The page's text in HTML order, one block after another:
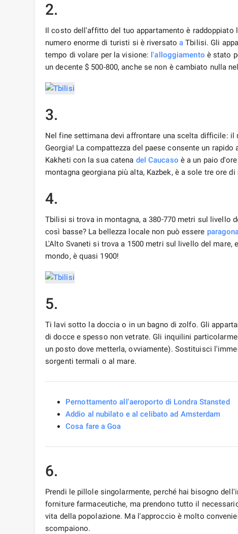
2.
Il costo dell'affitto del tuo appartamento è raddoppiato
numero enorme di turisti si è riversatoa Tbilisi. Gli
tempo di volare per la visione: l'alloggiamento è stato
un decente $ 500-800, anche se non è cambiato nulla
3.
Nel fine settimana devi affrontare una scelta difficile:
Georgia! La compattezza del paese consente un
Kakheti con la sua catena del Caucaso è a un paio
montagna georgiana più alta, Kazbek, è a sole tre ore
4.
Tbilisi si trova in montagna, a 380-770 metri sul livello
così basse? La bellezza locale non può essere
L'Alto Svaneti si trova a 1500 metri sul livello del mare,
mondo, è quasi 1900!
5.
Ti lavi sotto la doccia o in un bagno di zolfo. Gli
di docce e spesso non vetrate. Gli inquilini
un posto dove metterla, ovviamente). Sostituisci
sorgenti termali o al mare.
Pernottamento all'aeroporto di Londra Stansted
Addio al nubilato e al celibato ad Amsterdam
Cosa fare a Goa
6.
Prendi le pillole singolarmente, perché hai bisogno
forniture farmaceutiche, ma prendono tutto il
vita della popolazione. Ma l'approccio è molto
scompaiono.